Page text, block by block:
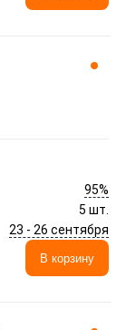
95%
5 шт.
23 - 26 сентября
В корзину